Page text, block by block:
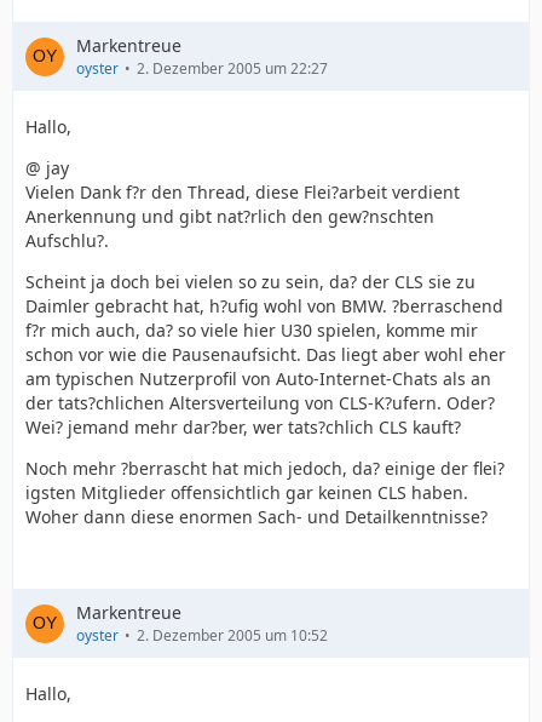
Markentreue
oyster 2. Dezember 2005 um 22:27
Hallo,
@ jay
Vielen Dank f?r den Thread, diese Flei?arbeit verdient
Anerkennung und gibt nat?rlich den gew?nschten
Aufschlu?.
Scheint ja doch bei vielen so zu sein, da? der CLS sie zu
Daimler gebracht hat, h?ufig wohl von BMW. ?berraschend
f?r mich auch, da? so viele hier U30 spielen, komme mir
schon vor wie die Pausenaufsicht. Das liegt aber wohl eher
am typischen Nutzerprofil von Auto-Internet-Chats als an
der tats?chlichen Altersverteilung von CLS-K?ufern. Oder?
Wei? jemand mehr dar?ber, wer tats?chlich CLS kauft?
Noch mehr ?berrascht hat mich jedoch, da? einige der flei?
igsten Mitglieder offensichtlich gar keinen CLS haben.
Woher dann diese enormen Sach- und Detailkenntnisse?
Markentreue
oyster 2. Dezember 2005 um 10:52
Hallo,